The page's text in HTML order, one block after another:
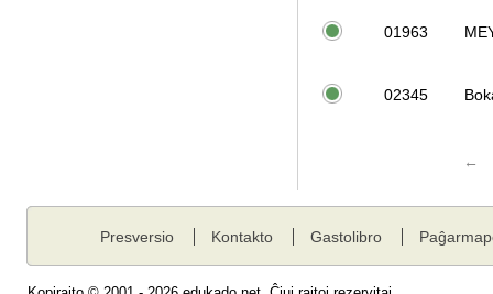
01963
02345
←
Presversio Kontakto Gastolibro